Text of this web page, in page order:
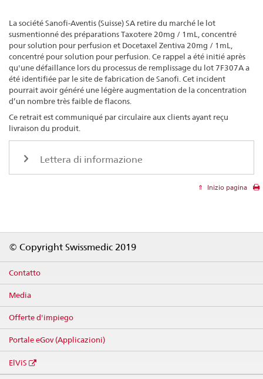
La société Sanofi-Aventis (Suisse) SA retire du marché le lot
susmentionné des préparations Taxotere 20mg / 1mL, concentré
pour solution pour perfusion et Docetaxel Zentiva 20mg / 1mL,
concentré pour solution pour perfusion. Ce rappel a été initié après
qu'une défaillance lors du processus de remplissage du lot 7F307A a
été identifiée par le site de fabrication de Sanofi. Cet incident
pourrait avoir généré une légère augmentation de la concentration
d’un nombre très faible de flacons.
Ce retrait est communiqué par circulaire aux clients ayant reçu
livraison du produit.
Lettera di informazione
Inizio pagina
© Copyright Swissmedic 2019
Contatto
Media
Offerte d'impiego
Portale eGov (Applicazioni)
ElViS